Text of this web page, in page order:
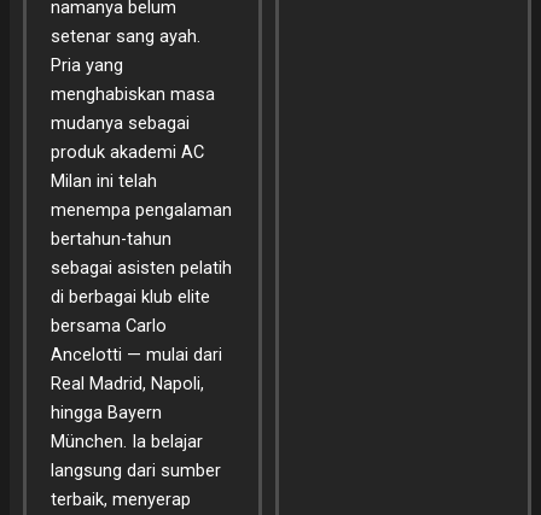
namanya belum
setenar sang ayah.
Pria yang
menghabiskan masa
mudanya sebagai
produk akademi AC
Milan ini telah
menempa pengalaman
bertahun-tahun
sebagai asisten pelatih
di berbagai klub elite
bersama Carlo
Ancelotti — mulai dari
Real Madrid, Napoli,
hingga Bayern
München. Ia belajar
langsung dari sumber
terbaik, menyerap